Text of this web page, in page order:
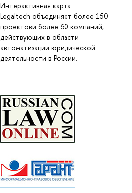
Интерактивная карта
Legaltech объединяет более 150
проектови более 60 компаний,
действующих в области
автоматизации юридической
деятельности в России.